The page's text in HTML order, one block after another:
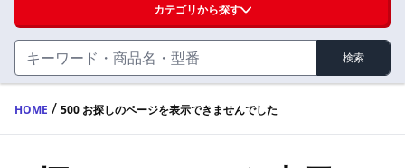
ハンドル・取手・つまみ・周辺機器
FA・A
蝶番・ステー・周辺機器
製品カタログ
カテゴリから探す
検索
HOME / 500 お探しのページを表示できませんでした